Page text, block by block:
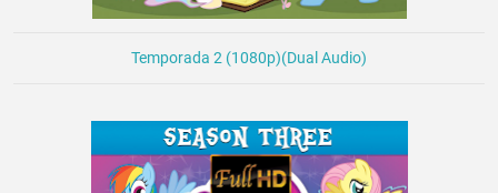
Temporada 2 (1080p)(Dual Audio)